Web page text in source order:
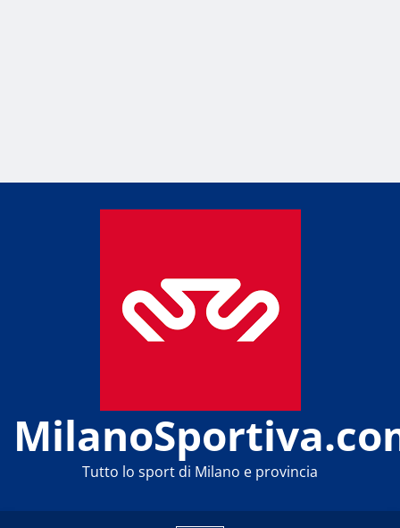
Tutto lo sport di Milano e provincia